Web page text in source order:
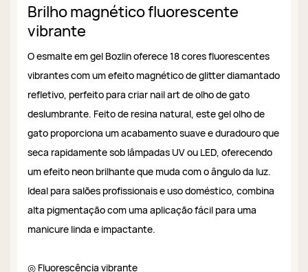
Brilho magnético fluorescente
vibrante
O esmalte em gel Bozlin oferece 18 cores fluorescentes
vibrantes com um efeito magnético de glitter diamantado
refletivo, perfeito para criar nail art de olho de gato
deslumbrante. Feito de resina natural, este gel olho de
gato proporciona um acabamento suave e duradouro que
seca rapidamente sob lâmpadas UV ou LED, oferecendo
um efeito neon brilhante que muda com o ângulo da luz.
Ideal para salões profissionais e uso doméstico, combina
alta pigmentação com uma aplicação fácil para uma
manicure linda e impactante.
◎ Fluorescência vibrante